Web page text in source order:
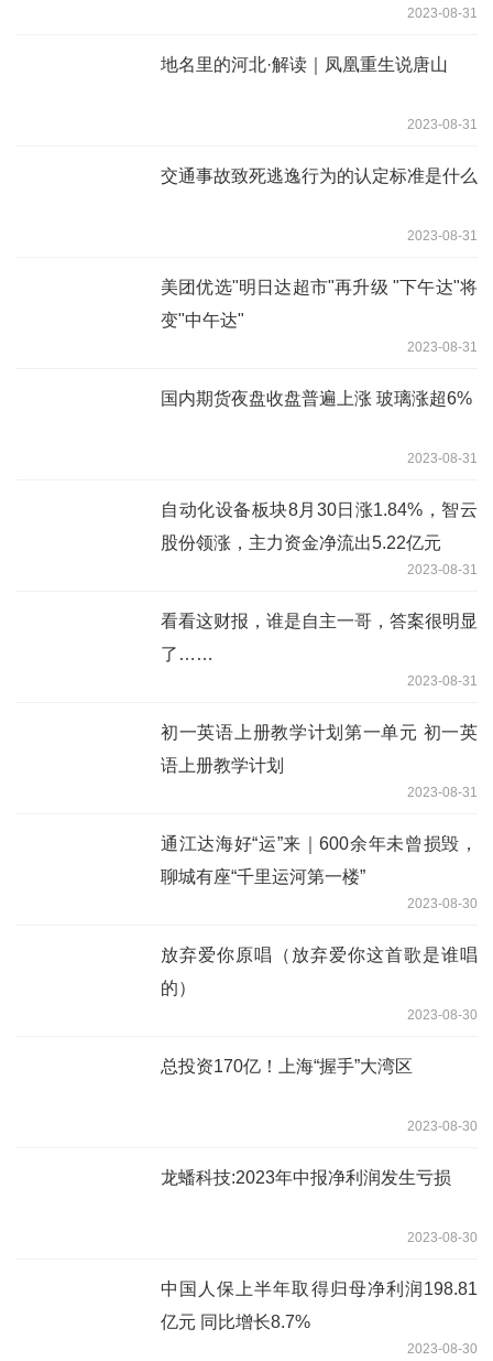
2023-08-31
地名里的河北·解读｜凤凰重生说唐山
2023-08-31
交通事故致死逃逸行为的认定标准是什么
2023-08-31
美团优选"明日达超市"再升级 "下午达"将
变"中午达"
2023-08-31
国内期货夜盘收盘普遍上涨 玻璃涨超6%
2023-08-31
自动化设备板块8月30日涨1.84%，智云
股份领涨，主力资金净流出5.22亿元
2023-08-31
看看这财报，谁是自主一哥，答案很明显
了……
2023-08-31
初一英语上册教学计划第一单元 初一英
语上册教学计划
2023-08-31
通江达海好“运”来｜600余年未曾损毁，
聊城有座“千里运河第一楼”
2023-08-30
放弃爱你原唱（放弃爱你这首歌是谁唱
的）
2023-08-30
总投资170亿！上海“握手”大湾区
2023-08-30
龙蟠科技:2023年中报净利润发生亏损
2023-08-30
中国人保上半年取得归母净利润198.81
亿元 同比增长8.7%
2023-08-30